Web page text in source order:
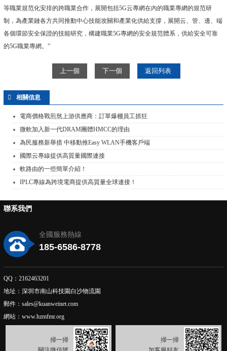
等職業規范化安排的跨職業合作，展開包括5G云專網在內的職業專網的規范研
制，為產業鏈各方共同推動中心技能攻關和產業化供給支撐，展開云、管、邊、端
各個環節安全保證的技能研究，構建職業5G專網的安全規范體系，供給安全可靠
的5G職業專網。”
上一個 下一個 返回列表
相關信息
電商價格戰煎熬上游供應商：訂單爆棚員工抓狂
微軟加入新一代DRAM團體HMCC的理由
為民服務新舉措 中移動推Easy WLAN手機客戶端
國際云專線提供高質量國際連接
軟路由的一些簡單介紹！
IPLC專線為跨境電商提供高質量全球連接！
聯系我們
全國服務熱線
185-6586-8778
QQ：2162463201
地址：深圳市南山科技園白沙物流園
郵件：sales@kuanweinet.com
網站：www.hzmfmr.org
掃一掃
掃一掃